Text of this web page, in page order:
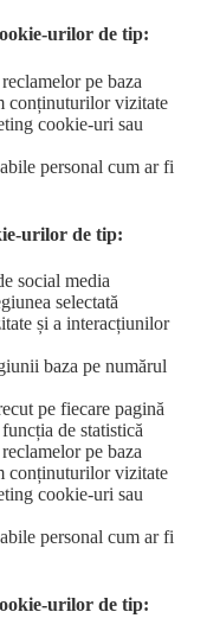
urilor de tip:
pe baza
conținuturilor vizitate
cookie-uri sau
personal cum ar fi
urilor de tip:
social media
selectată
și a interacțiunilor
baza pe numărul
pe fiecare pagină
de statistică
pe baza
conținuturilor vizitate
cookie-uri sau
personal cum ar fi
urilor de tip: